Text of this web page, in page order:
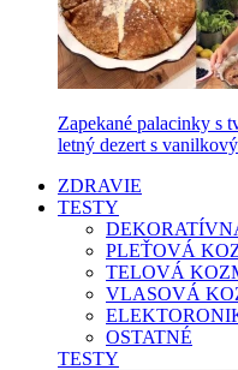
Zapekané palacinky s
letný dezert s
ZDRAVIE
TESTY
PLEŤOVÁ
TELOVÁ
VLASOVÁ
OSTATNÉ
TESTY